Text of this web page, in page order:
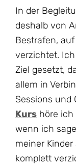
In der
deshalb von
Bestrafen,
verzichtet.
Ziel gesetzt,
allem in
Sessions und
Kurs höre ich
wenn ich
meiner
komplett